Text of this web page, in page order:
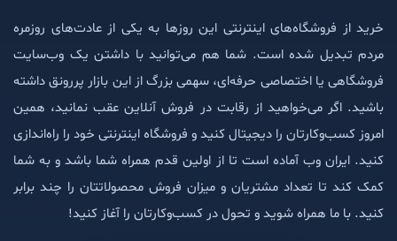
خرید از فروشگاه‌های اینترنتی این روزها به یکی از عادت‌های روزمره
مردم تبدیل شده است. شما هم می‌توانید با داشتن یک وب‌سایت
فروشگاهی یا اختصاصی حرفه‌ای، سهمی بزرگ از این بازار پررونق داشته
باشید. اگر می‌خواهید از رقابت در فروش آنلاین عقب نمانید، همین
امروز کسب‌وکارتان را دیجیتال کنید و فروشگاه اینترنتی خود را راه‌اندازی
کنید. ایران وب آماده است تا از اولین قدم همراه شما باشد و به شما
کمک کند تا تعداد مشتریان و میزان فروش محصولاتتان را چند برابر
کنید. با ما همراه شوید و تحول در کسب‌وکارتان را آغاز کنید!